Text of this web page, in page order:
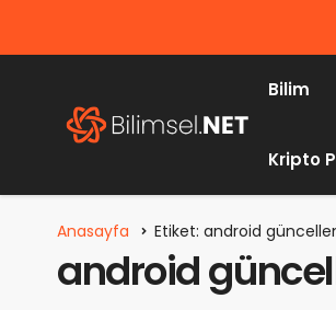
Bilim
Kripto
Anasayfa Etiket: android
android